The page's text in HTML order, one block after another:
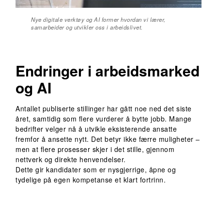
Nye digitale verktøy og AI former hvordan vi lærer,
samarbeider og utvikler oss i arbeidslivet.
Endringer i arbeidsmarked
og AI
Antallet publiserte stillinger har gått noe ned det siste
året, samtidig som flere vurderer å bytte jobb. Mange
bedrifter velger nå å utvikle eksisterende ansatte
fremfor å ansette nytt. Det betyr ikke færre muligheter –
men at flere prosesser skjer i det stille, gjennom
nettverk og direkte henvendelser.
Dette gir kandidater som er nysgjerrige, åpne og
tydelige på egen kompetanse et klart fortrinn.